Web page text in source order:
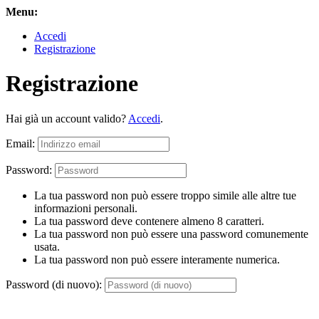
Menu:
Accedi
Registrazione
Registrazione
Hai già un account valido? Accedi.
Email:
Password:
La tua password non può essere troppo simile alle altre tue
informazioni personali.
La tua password deve contenere almeno 8 caratteri.
La tua password non può essere una password comunemente
usata.
La tua password non può essere interamente numerica.
Password (di nuovo):